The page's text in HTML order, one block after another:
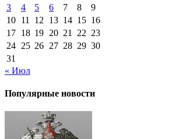
3
4 5 6 7 8
9
10 11 12 13 14 15 16
17 18 19 20 21 22 23
24 25 26 27 28 29 30
31
« Июл
Популярные новости